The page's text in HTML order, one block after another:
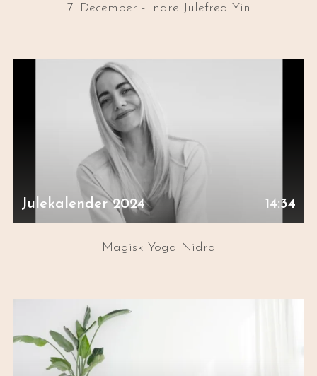
7. December - Indre Julefred Yin
Julekalender 2024 14:34
Magisk Yoga Nidra